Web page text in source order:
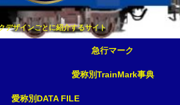
デザインごとに紹介するサイト
急行マーク
愛称別TrainMark事典
愛称別DATA FILE